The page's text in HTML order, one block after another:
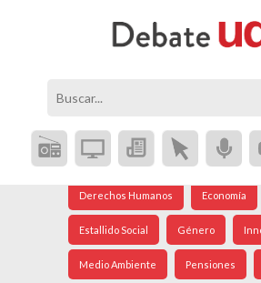
Coronavirus Crisis Social
Derechos Humanos Economía
Estallido Social Género
Medio Ambiente Pensiones